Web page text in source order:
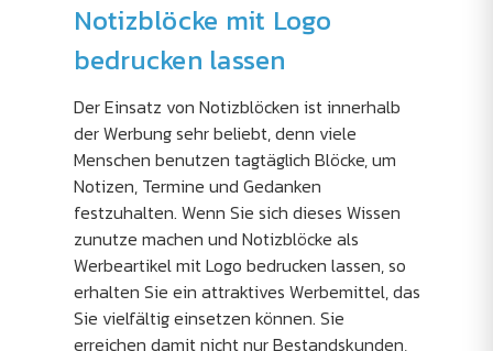
Notizblöcke mit Logo
bedrucken lassen
Der Einsatz von Notizblöcken ist innerhalb
der Werbung sehr beliebt, denn viele
Menschen benutzen tagtäglich Blöcke, um
Notizen, Termine und Gedanken
festzuhalten. Wenn Sie sich dieses Wissen
zunutze machen und Notizblöcke als
Werbeartikel mit Logo bedrucken lassen, so
erhalten Sie ein attraktives Werbemittel, das
Sie vielfältig einsetzen können. Sie
erreichen damit nicht nur Bestandskunden,